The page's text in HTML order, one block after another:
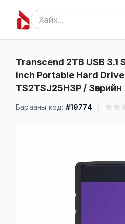
Transcend 2TB USB 3.1
inch Portable Hard
TS2TSJ25H3P /
Барааны код: #19774